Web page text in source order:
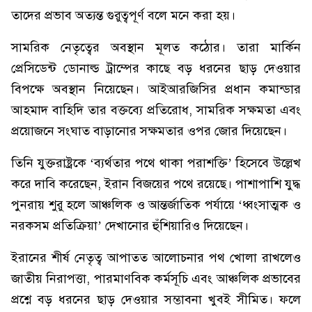
তাদের প্রভাব অত্যন্ত গুরুত্বপূর্ণ বলে মনে করা হয়।
সামরিক নেতৃত্বের অবস্থান মূলত কঠোর। তারা মার্কিন
প্রেসিডেন্ট ডোনাল্ড ট্রাম্পের কাছে বড় ধরনের ছাড় দেওয়ার
বিপক্ষে অবস্থান নিয়েছেন। আইআরজিসির প্রধান কমান্ডার
আহমাদ বাহিদি তার বক্তব্যে প্রতিরোধ, সামরিক সক্ষমতা এবং
প্রয়োজনে সংঘাত বাড়ানোর সক্ষমতার ওপর জোর দিয়েছেন।
তিনি যুক্তরাষ্ট্রকে ‘ব্যর্থতার পথে থাকা পরাশক্তি’ হিসেবে উল্লেখ
করে দাবি করেছেন, ইরান বিজয়ের পথে রয়েছে। পাশাপাশি যুদ্ধ
পুনরায় শুরু হলে আঞ্চলিক ও আন্তর্জাতিক পর্যায়ে ‘ধ্বংসাত্মক ও
নরকসম প্রতিক্রিয়া’ দেখানোর হুঁশিয়ারিও দিয়েছেন।
ইরানের শীর্ষ নেতৃত্ব আপাতত আলোচনার পথ খোলা রাখলেও
জাতীয় নিরাপত্তা, পারমাণবিক কর্মসূচি এবং আঞ্চলিক প্রভাবের
প্রশ্নে বড় ধরনের ছাড় দেওয়ার সম্ভাবনা খুবই সীমিত। ফলে